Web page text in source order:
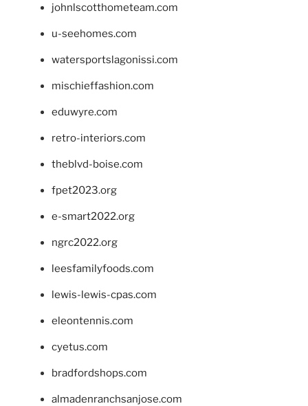
johnlscotthometeam.com
u-seehomes.com
watersportslagonissi.com
mischieffashion.com
eduwyre.com
retro-interiors.com
theblvd-boise.com
fpet2023.org
e-smart2022.org
ngrc2022.org
leesfamilyfoods.com
lewis-lewis-cpas.com
eleontennis.com
cyetus.com
bradfordshops.com
almadenranchsanjose.com